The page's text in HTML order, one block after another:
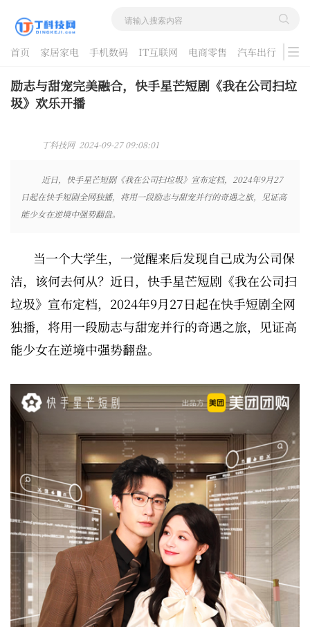
首页 家居家电 手机数码 IT互联网 电商零售 汽车出行
游戏
酷品评测
励志与甜宠完美融合，快手星芒短剧《我在公司扫垃
圾》欢乐开播
丁科技网 2024-09-27 09:08:01
近日，快手星芒短剧《我在公司扫垃圾》宣布定档，2024年9月27
日起在快手短剧全网独播，将用一段励志与甜宠并行的奇遇之旅，见证高
能少女在逆境中强势翻盘。
当一个大学生，一觉醒来后发现自己成为公司保
洁，该何去何从？近日，快手星芒短剧《我在公司扫
垃圾》宣布定档，2024年9月27日起在快手短剧全网
独播，将用一段励志与甜宠并行的奇遇之旅，见证高
能少女在逆境中强势翻盘。